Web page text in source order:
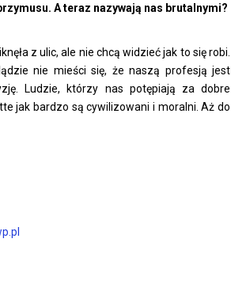
A teraz nazywają nas brutalnymi?
z ulic, ale nie chcą widzieć jak to się robi.
nie mieści się, że naszą profesją jest
Ludzie, którzy nas potępiają za dobre
jak bardzo są cywilizowani i moralni. Aż do